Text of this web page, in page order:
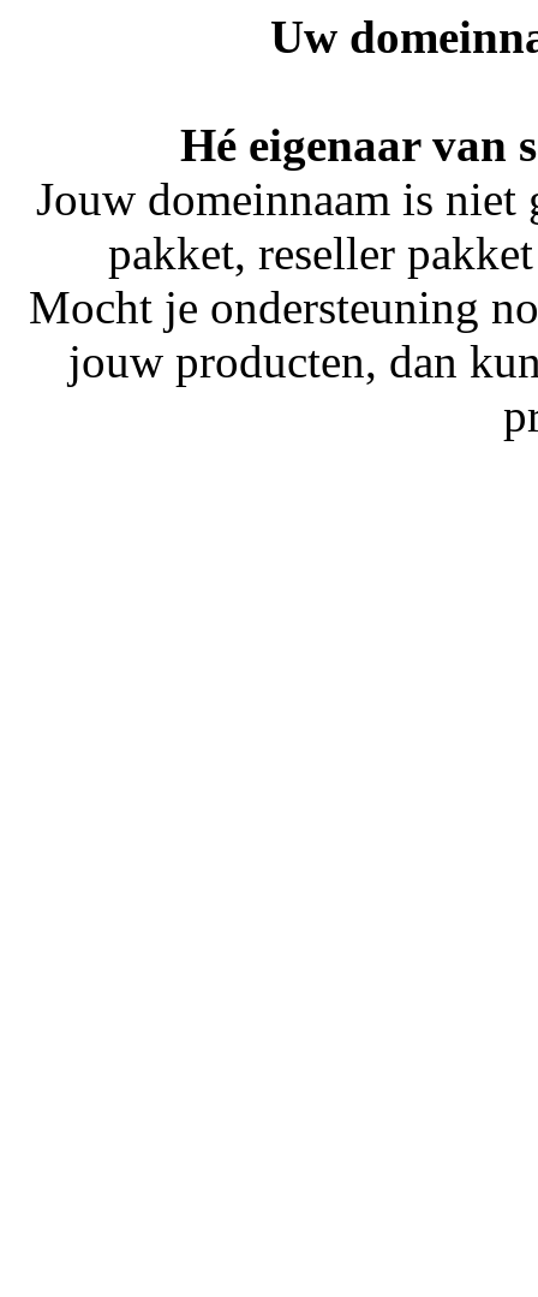
Uw
Hé eigenaar van
Jouw domeinnaam is
pakket, reseller
Mocht je ondersteuning
jouw producten, dan